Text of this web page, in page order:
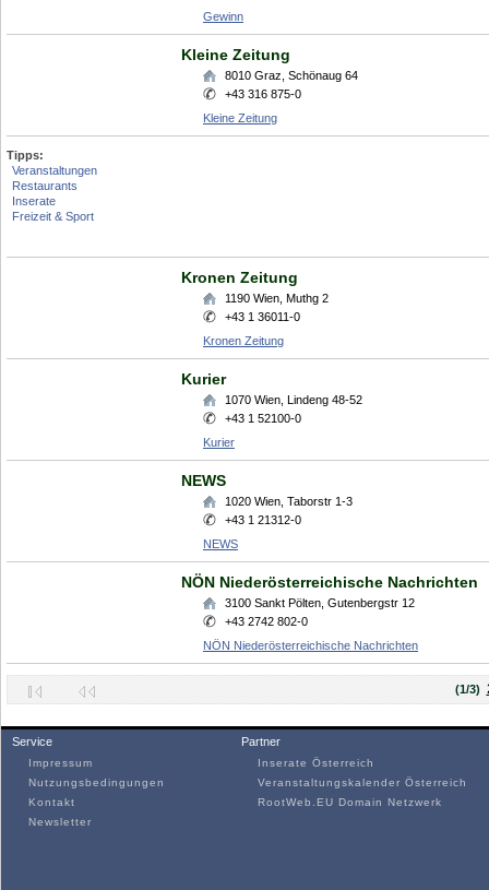
Gewinn
Kleine Zeitung
8010 Graz Schönaug 64
+43 316 875-0
Kleine Zeitung
Tipps:
Veranstaltungen
Restaurants
Inserate
Freizeit & Sport
Kronen Zeitung
1190 Wien Muthg 2
+43 1 36011-0
Kronen Zeitung
Kurier
1070 Wien Lindeng 48-52
+43 1 52100-0
Kurier
NEWS
1020 Wien Taborstr 1-3
+43 1 21312-0
NEWS
NÖN Niederösterreichische Nachrichten
3100 Sankt Pölten Gutenbergstr 12
+43 2742 802-0
NÖN Niederösterreichische Nachrichten
(1/3)
Service
Impressum
Nutzungsbedingungen
Kontakt
Newsletter
Partner
Inserate Österreich
Veranstaltungskalender Österreich
RootWeb.EU Domain Netzwerk